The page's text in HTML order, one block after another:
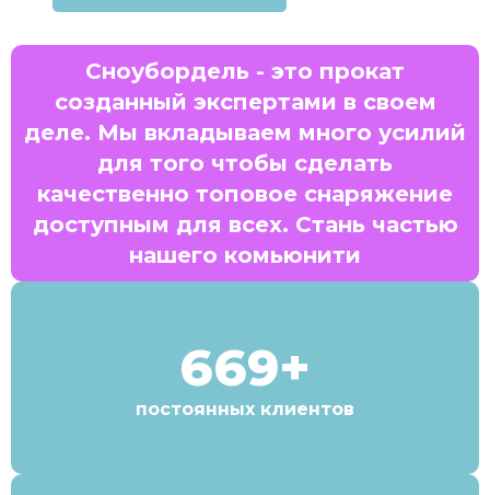
Сноубордель - это прокат
созданный экспертами в своем
деле. Мы вкладываем много усилий
для того чтобы сделать
качественно топовое снаряжение
доступным для всех. Стань частью
нашего комьюнити
669+
постоянных клиентов